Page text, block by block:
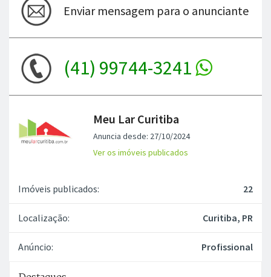
Enviar mensagem para o anunciante
(41) 99744-3241
Meu Lar Curitiba
Anuncia desde: 27/10/2024
Ver os imóveis publicados
Imóveis publicados: 22
Localização: Curitiba, PR
Anúncio: Profissional